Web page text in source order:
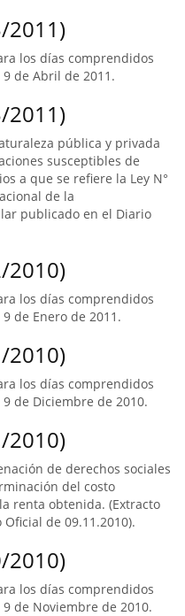
2011)
los días comprendidos
de Abril de 2011.
2011)
pública y privada
susceptibles de
a que se refiere la Ley N°
de la
publicado en el Diario
2010)
los días comprendidos
de Enero de 2011.
2010)
los días comprendidos
de Diciembre de 2010.
2010)
de derechos sociales
del costo
renta obtenida. (Extracto
de 09.11.2010).
2010)
los días comprendidos
de Noviembre de 2010.